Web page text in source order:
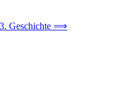
Geschichte ⟹